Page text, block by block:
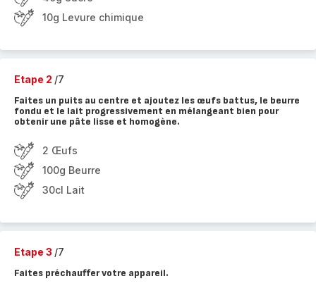
10g Levure chimique
Etape 2 /7
Faites un puits au centre et ajoutez les œufs battus, le beurre
fondu et le lait progressivement en mélangeant bien pour
obtenir une pâte lisse et homogène.
2 Œufs
100g Beurre
30cl Lait
Etape 3 /7
Faites préchauffer votre appareil.